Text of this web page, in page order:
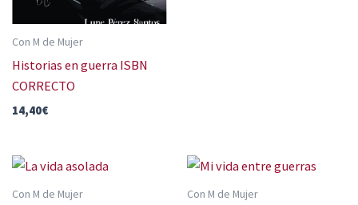
Con M de Mujer
Historias en guerra ISBN
CORRECTO
14,40€
Con M de Mujer Con M de Mujer